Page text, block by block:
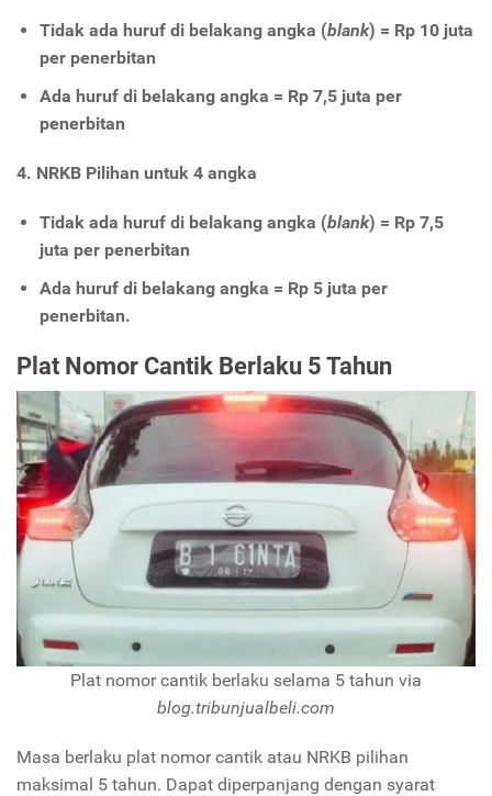
Tidak ada huruf di belakang angka (blank) = Rp 10 juta
per penerbitan
Ada huruf di belakang angka = Rp 7,5 juta per
penerbitan
4. NRKB Pilihan untuk 4 angka
Tidak ada huruf di belakang angka (blank) = Rp 7,5
juta per penerbitan
Ada huruf di belakang angka = Rp 5 juta per
penerbitan.
Plat Nomor Cantik Berlaku 5 Tahun
Plat nomor cantik berlaku selama 5 tahun via
blog.tribunjualbeli.com
Masa berlaku plat nomor cantik atau NRKB pilihan
maksimal 5 tahun. Dapat diperpanjang dengan syarat